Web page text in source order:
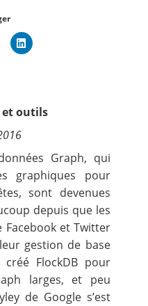
et outils
Graph, qui
graphiques pour
sont devenues
depuis que les
Facebook et Twitter
gestion de base
créé FlockDBpour
larges, et peu
de Google s’est